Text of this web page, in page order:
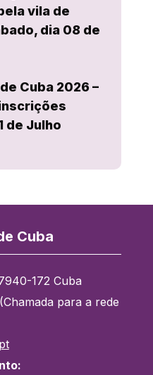
vila de
dia 08 de
Cuba 2026 –
de Julho
Cuba
172 Cuba
(Chamada para a rede